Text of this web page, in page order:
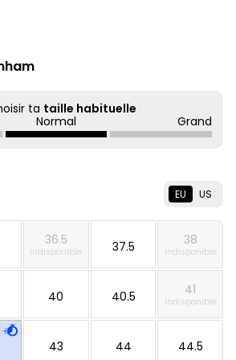
ta taille habituelle
Normal Grand
EU US
36.5
Indisponible 37.5 38
Indisponible
40 40.5 41
Indisponible
43 44 44.5